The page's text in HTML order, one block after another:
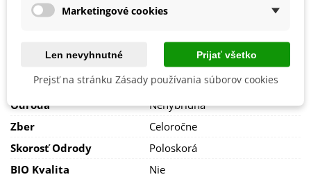
Marec
September
Mrazuvzdornosť
Áno
Vegetačné Obdobie
Trvalky
Odroda
Nehybridná
Zber
Celoročne
Skorosť Odrody
Poloskorá
BIO Kvalita
Nie
Marketingové cookies
Len nevyhnutné Prijať všetko
Prejsť na stránku Zásady používania súborov cookies